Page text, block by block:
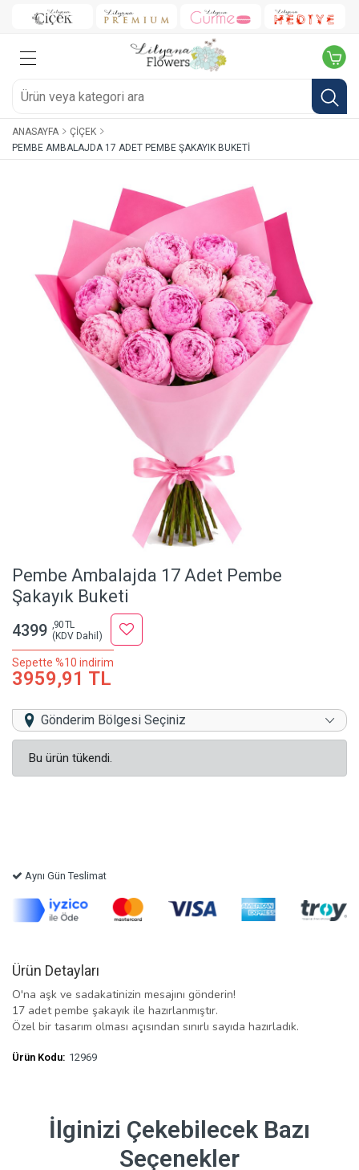
ANASAYFA
ÇIÇEK
PEMBE AMBALAJDA 17 ADET PEMBE ŞAKAYIK BUKETI
Pembe Ambalajda 17 Adet Pembe
Şakayık Buketi
4399 ,90 TL
(KDV Dahil)
Sepette %10 indirim
3959,91 TL
Gönderim Bölgesi Seçiniz
Bu ürün tükendi.
Aynı Gün Teslimat
Ürün Detayları
O'na aşk ve sadakatinizin mesajını gönderin!
17 adet pembe şakayık ile hazırlanmıştır.
Özel bir tasarım olması açısından sınırlı sayıda hazırladık.
Ürün Kodu: 12969
İlginizi Çekebilecek Bazı
Seçenekler